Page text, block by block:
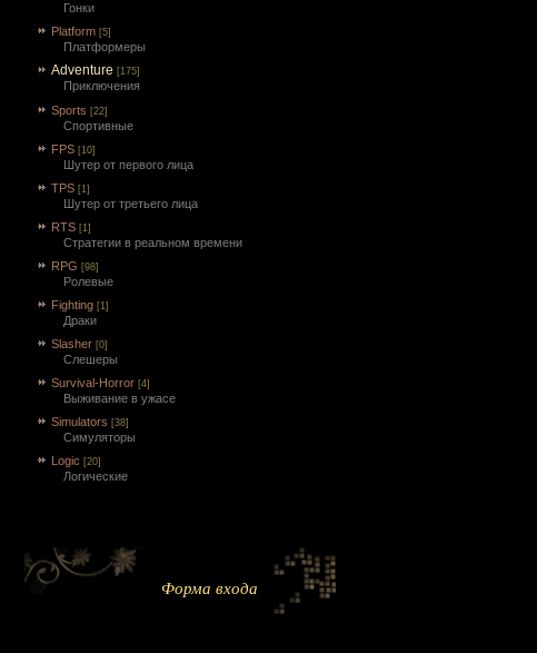
Гонки
Platform [5]
Платформеры
Adventure [175]
Приключения
Sports [22]
Спортивные
FPS [10]
Шутер от первого лица
TPS [1]
Шутер от третьего лица
RTS [1]
Стратегии в реальном времени
RPG [98]
Ролевые
Fighting [1]
Драки
Slasher [0]
Слешеры
Survival-Horror [4]
Выживание в ужасе
Simulators [38]
Симуляторы
Logic [20]
Логические
Форма входа